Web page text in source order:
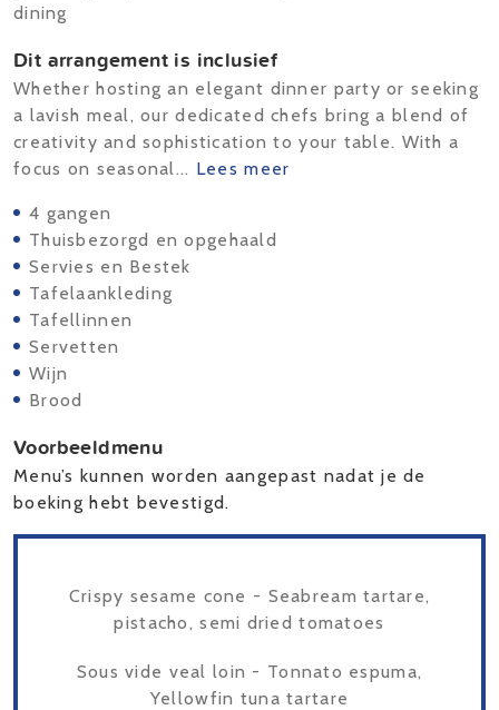
dining
Dit arrangement is inclusief
Whether hosting an elegant dinner party or seeking
a lavish meal, our dedicated chefs bring a blend of
creativity and sophistication to your table. With a
focus on seasonal... Lees meer
4 gangen
Thuisbezorgd en opgehaald
Servies en Bestek
Tafelaankleding
Tafellinnen
Servetten
Wijn
Brood
Voorbeeldmenu
Menu’s kunnen worden aangepast nadat je de
boeking hebt bevestigd.
Crispy sesame cone - Seabream tartare,
pistacho, semi dried tomatoes
Sous vide veal loin - Tonnato espuma,
Yellowfin tuna tartare